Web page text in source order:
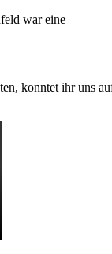
war eine
konntet ihr uns